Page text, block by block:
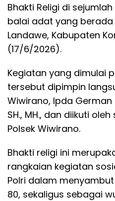
Bhakti Religi di
balai adat yang
Landawe, Kabupaten
(17/6/2026).
Kegiatan yang dimulai
tersebut dipimpin
Wiwirano, Ipda German
SH., MH., dan diikuti
Polsek Wiwirano.
Bhakti religi ini
rangkaian kegiatan
Polri dalam
80, sekaligus sebagai